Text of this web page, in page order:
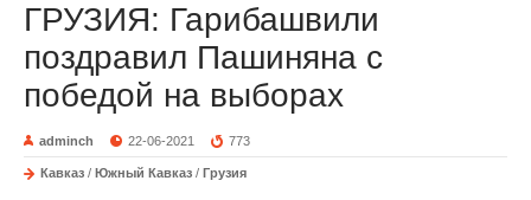
ГРУЗИЯ: Гарибашвили
поздравил Пашиняна с
победой на выборах
adminch 22-06-2021 773
Кавказ / Южный Кавказ / Грузия